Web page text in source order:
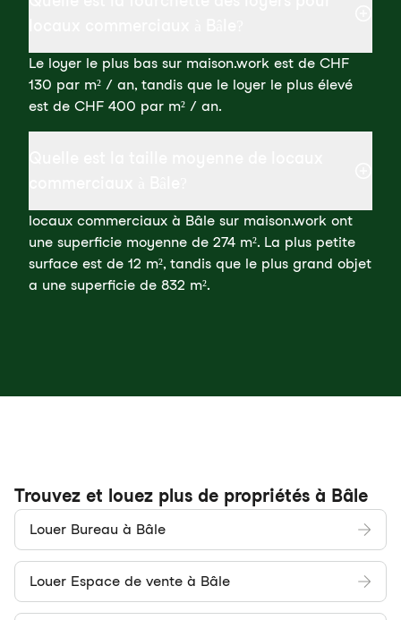
Le loyer le plus bas sur maison.work est de CHF
130 par m² / an, tandis que le loyer le plus élevé
est de CHF 400 par m² / an.
locaux commerciaux à Bâle sur maison.work ont
une superficie moyenne de 274 m². La plus petite
surface est de 12 m², tandis que le plus grand objet
a une superficie de 832 m².
Trouvez et louez plus de propriétés à Bâle
Louer Bureau à Bâle
Louer Espace de vente à Bâle